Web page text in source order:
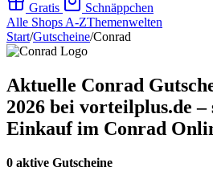
Gratis
Schnäppchen
Alle Shops A-ZThemenwelten
Start/Gutscheine/Conrad
Aktuelle Conrad
2026 bei vorteilplus.de –
Einkauf im Conrad
0 aktive Gutscheine